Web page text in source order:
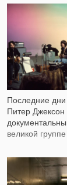
Последние
Питер Джексон
великой группе
4 711